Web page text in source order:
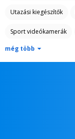
Utazási kiegészítők
Sport videókamerák
még több